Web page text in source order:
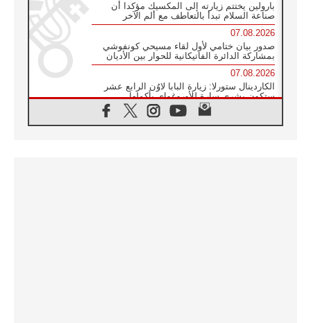
بارولين يختتم زيارته إلى المكسيك مؤكدا أن
صناعة السلام تبدأ بالتعاطف مع ألم الآخر
07.08.2026
صدور بيان ختامي لأول لقاء مسيحي كونفوشي
بمشاركة الدائرة الفاتيكانية للحوار بين الأديان
07.08.2026
الكاردينال ستورلا: زيارة البابا لاوُن الرابع عشر
ستكون بشرى سارة للأوروغواي بأكملها
الفاتيكان يعلن برنامج الزيارة الرسولية للبابا لاوُن